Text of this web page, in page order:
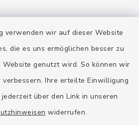
verwenden wir auf dieser Website
die es uns ermöglichen besser zu
Website genutzt wird. So können wir
Ihre erteilte Einwilligung
über den Link in unseren
widerrufen.
Kontakt